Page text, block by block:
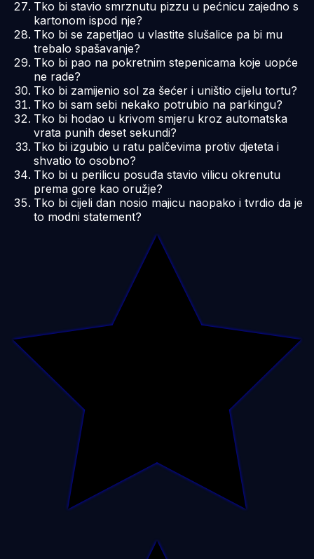
Tko bi stavio smrznutu pizzu u pećnicu zajedno s
kartonom ispod nje?
Tko bi se zapetljao u vlastite slušalice pa bi mu
trebalo spašavanje?
Tko bi pao na pokretnim stepenicama koje uopće
ne rade?
Tko bi zamijenio sol za šećer i uništio cijelu tortu?
Tko bi sam sebi nekako potrubio na parkingu?
Tko bi hodao u krivom smjeru kroz automatska
vrata punih deset sekundi?
Tko bi izgubio u ratu palčevima protiv djeteta i
shvatio to osobno?
Tko bi u perilicu posuđa stavio vilicu okrenutu
prema gore kao oružje?
Tko bi cijeli dan nosio majicu naopako i tvrdio da je
to modni statement?